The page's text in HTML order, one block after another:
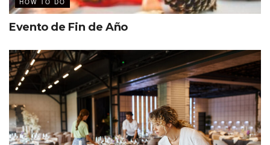
HOW TO DO
Evento de Fin de Año